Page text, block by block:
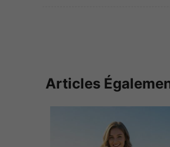
Articles